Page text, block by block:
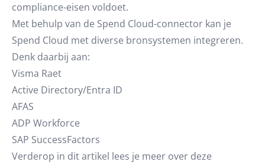
compliance-eisen voldoet.
Met behulp van de Spend Cloud-connector kan je
Spend Cloud met diverse bronsystemen integreren.
Denk daarbij aan:
Visma Raet
Active Directory/Entra ID
AFAS
ADP Workforce
SAP SuccessFactors
Verderop in dit artikel lees je meer over deze